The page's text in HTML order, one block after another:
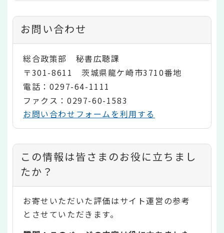
お問い合わせ
総合政策部 秘書広聴課
〒301-8611 茨城県龍ケ崎市3710番地
電話：0297-64-1111
ファクス：0297-60-1583
お問い合わせフォームを利用する
コ
ン
テ
ン
ツ
この情報は皆さまのお役に立ちまし
たか？
お寄せいただいた評価はサイト運営の参考
とさせていただきます。